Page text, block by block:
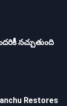
నచ్చుతుంది
Restores